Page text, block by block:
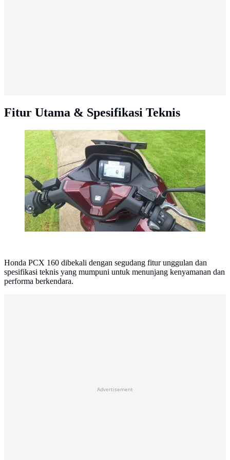
Fitur Utama & Spesifikasi Teknis
Mengulik Kecanggihan dan Kenyamanan Honda PCX
160 RoadSync di Bali (Arief A/Liputan6.com)
Honda PCX 160 dibekali dengan segudang fitur unggulan dan
spesifikasi teknis yang mumpuni untuk menunjang kenyamanan dan
performa berkendara.
Advertisement